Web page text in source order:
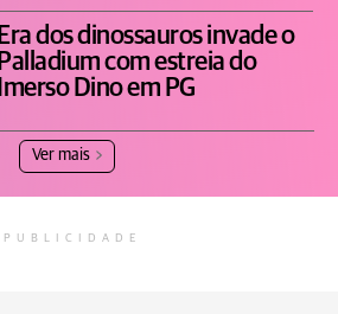
Era dos dinossauros invade o
Palladium com estreia do
Imerso Dino em PG
Ver mais
PUBLICIDADE